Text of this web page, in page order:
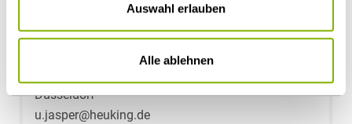
Auswahl erlauben
Alle ablehnen
Düsseldorf
u.jasper@heuking.de